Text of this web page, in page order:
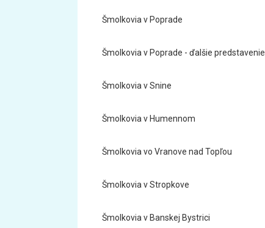
Šmolkovia v Poprade
Šmolkovia v Poprade - ďalšie predstavenie
Šmolkovia v Snine
Šmolkovia v Humennom
Šmolkovia vo Vranove nad Topľou
Šmolkovia v Stropkove
Šmolkovia v Banskej Bystrici